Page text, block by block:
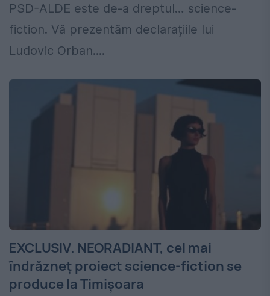
PSD-ALDE este de-a dreptul… science-
fiction. Vă prezentăm declarațiile lui
Ludovic Orban....
EXCLUSIV. NEORADIANT, cel mai
îndrăzneț proiect science-fiction se
produce la Timișoara